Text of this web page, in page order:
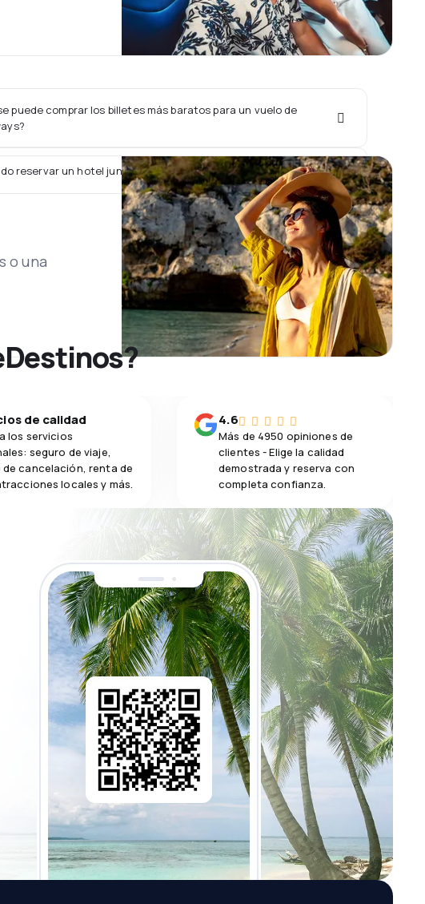
puede comprar los billetes más baratos para un vuelo de
reservar un hotel junto con un vuelo de Armenia Airways?
o una
de calidad
los servicios
seguro de viaje,
de cancelación, renta de
locales y más.
4.6
Más de 4950 opiniones de
clientes - Elige la calidad
demostrada y reserva con
completa confianza.